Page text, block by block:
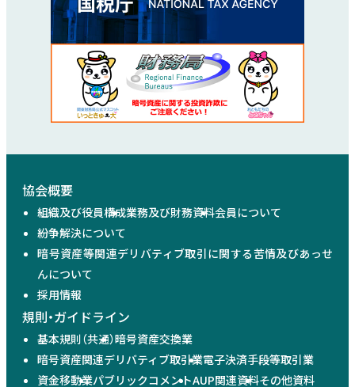
協会概要
組織及び役員構成業務及び財務資料会員について
紛争解決について
暗号資産等関連デリバティブ取引に関する苦情及びあっせ
んについて
採用情報
規則・ガイドライン
基本規則（共通）暗号資産交換業
暗号資産関連デリバティブ取引業電子決済手段等取引業
資金移動業パブリックコメントAUP関連資料その他資料